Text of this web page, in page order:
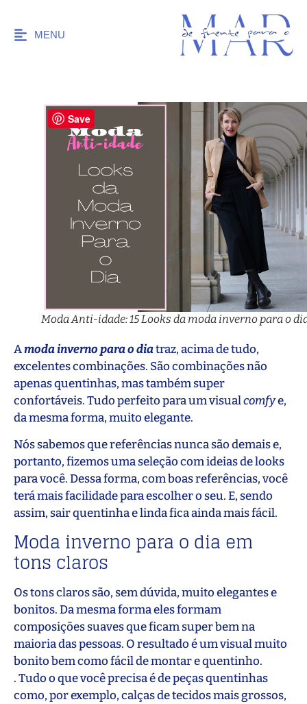
MENU
Moda Anti-idade: 15 Looks da moda inverno para o
Amoda inverno para o diatraz, acima de tudo,
excelentes combinações. São combinações não
apenas quentinhas, mas também super
confortáveis. Tudo perfeito para um visualcomfye,
da mesma forma, muito elegante.
Nós sabemos que referências nunca são demais e,
portanto, fizemos uma seleção com ideias de looks
para você. Dessa forma, com boas referências, você
terá mais facilidade para escolher o seu. E, sendo
assim, sair quentinha e linda fica ainda mais fácil.
Moda inverno para o dia em
tons claros
Os tons claros são, sem dúvida, muito elegantes e
bonitos. Da mesma forma eles formam
composições suaves que ficam super bem na
maioria das pessoas. O resultado é um visual muito
bonito bem como fácil de montar e quentinho.
. Tudo o que você precisa é de peças quentinhas
como, por exemplo, calças de tecidos mais grossos,
Save